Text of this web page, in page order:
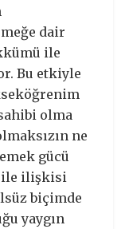
dair
ile
Bu etkiyle
olma
ne
gücü
ile ilişkisi
biçimde
yaygın